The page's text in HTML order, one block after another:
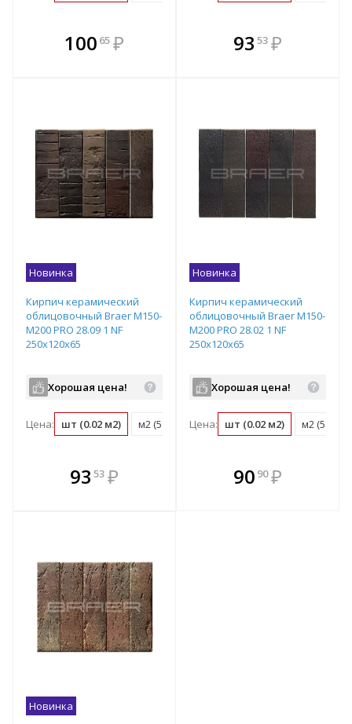
100 65 ₽
В комплекте
всегда выгоднее!
В комплекте
всегда выгоднее!
93 53 ₽
Новинка
Кирпич керамический
облицовочный Braer M150-
M200 PRO 28.09 1 NF
250x120x65
Хорошая цена!
Цена: шт (0.02 м2) м2 (51 шт) поддон (480 шт)
93 53 ₽
В комплекте
всегда выгоднее!
Новинка
Кирпич керамический
облицовочный Braer M150-
M200 PRO 28.02 1 NF
250x120x65
Хорошая цена!
Цена: шт (0.02 м2) м2 (51 шт)
В комплекте
всегда выгоднее!
90 90 ₽
Новинка